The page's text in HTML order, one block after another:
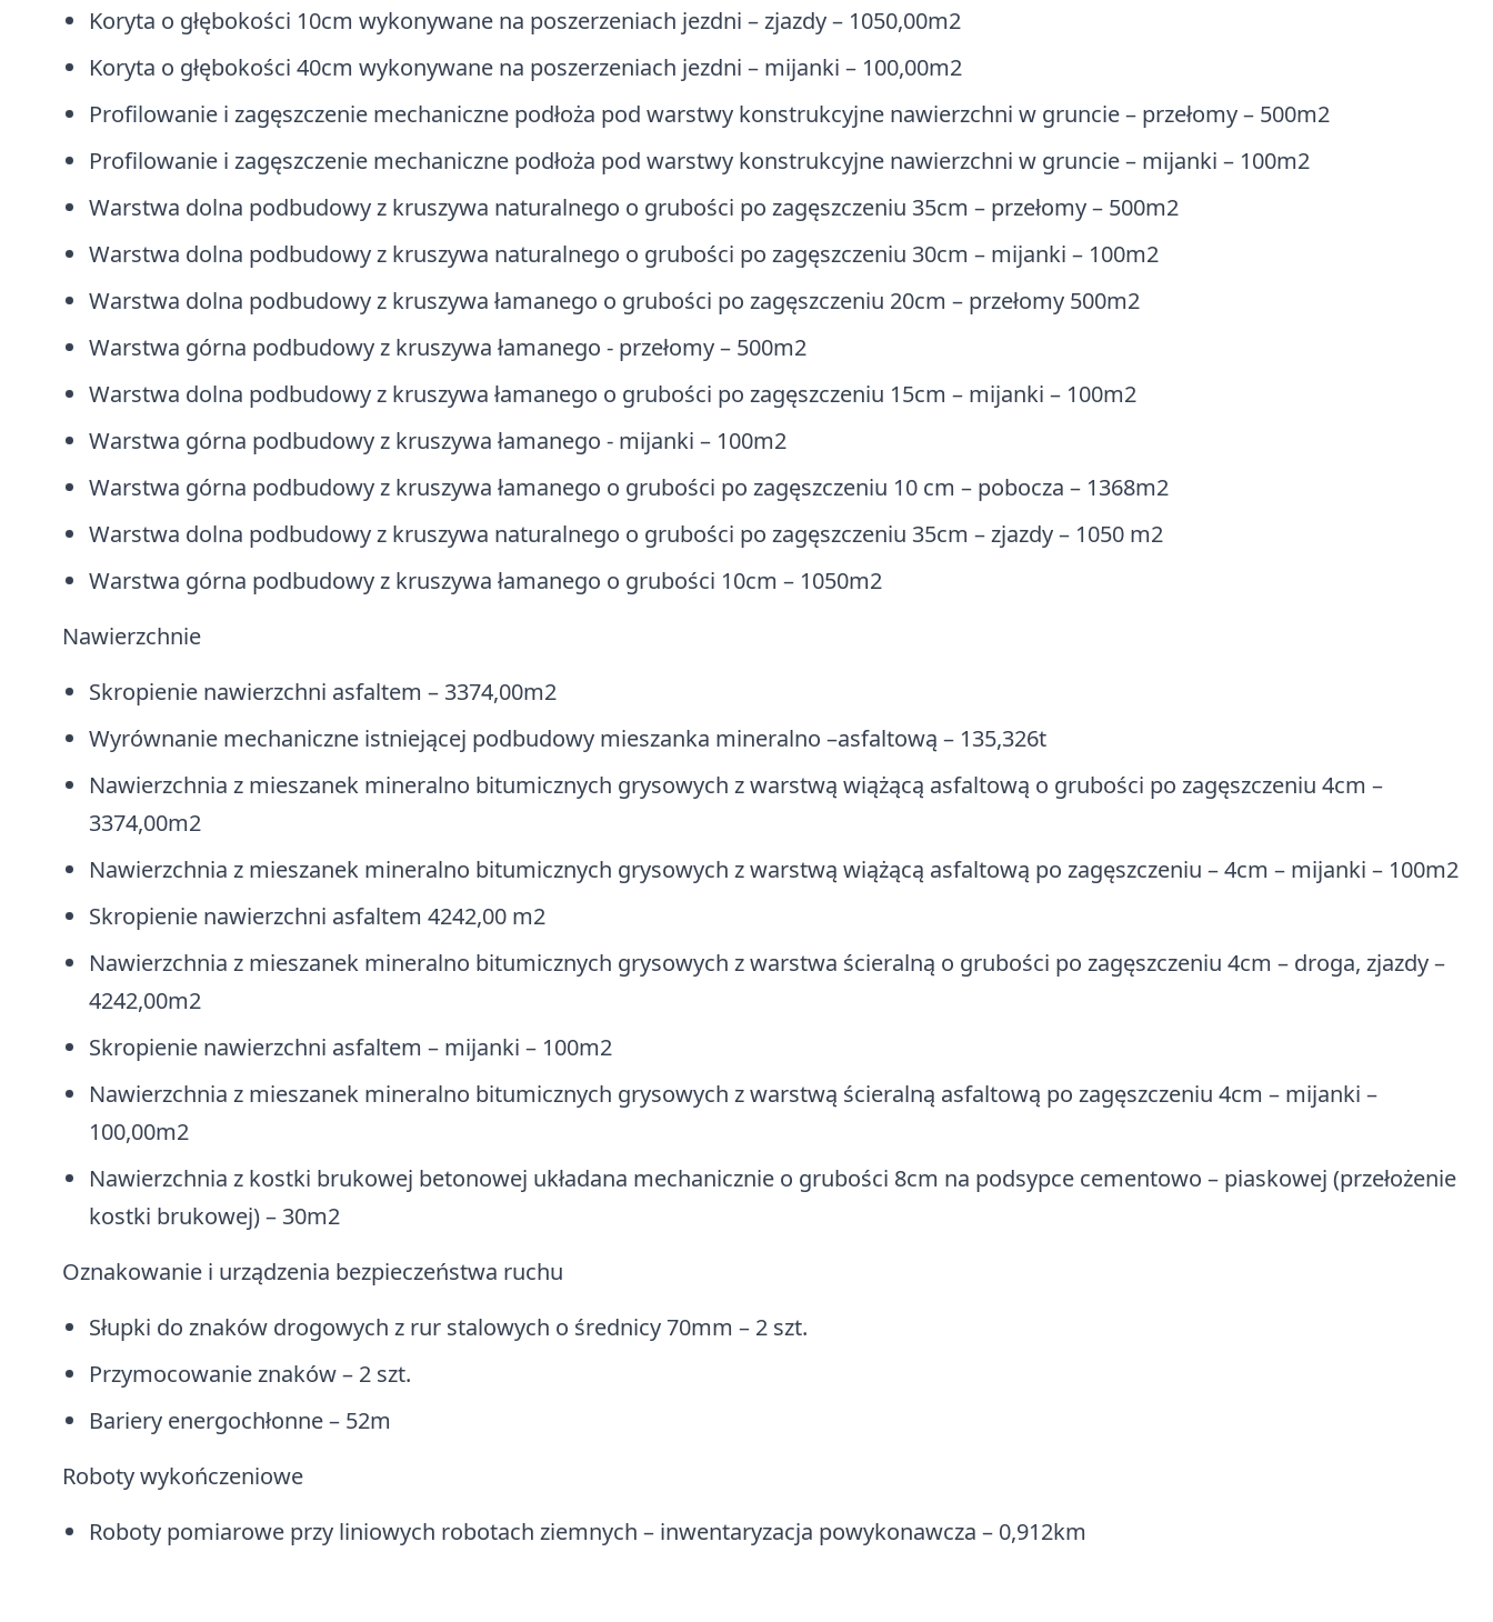
Koryta o głębokości 10cm wykonywane na poszerzeniach jezdni – zjazdy – 1050,00m2
Koryta o głębokości 40cm wykonywane na poszerzeniach jezdni – mijanki – 100,00m2
Profilowanie i zagęszczenie mechaniczne podłoża pod warstwy konstrukcyjne nawierzchni w gruncie – przełomy – 500m2
Profilowanie i zagęszczenie mechaniczne podłoża pod warstwy konstrukcyjne nawierzchni w gruncie – mijanki – 100m2
Warstwa dolna podbudowy z kruszywa naturalnego o grubości po zagęszczeniu 35cm – przełomy – 500m2
Warstwa dolna podbudowy z kruszywa naturalnego o grubości po zagęszczeniu 30cm – mijanki – 100m2
Warstwa dolna podbudowy z kruszywa łamanego o grubości po zagęszczeniu 20cm – przełomy 500m2
Warstwa górna podbudowy z kruszywa łamanego - przełomy – 500m2
Warstwa dolna podbudowy z kruszywa łamanego o grubości po zagęszczeniu 15cm – mijanki – 100m2
Warstwa górna podbudowy z kruszywa łamanego - mijanki – 100m2
Warstwa górna podbudowy z kruszywa łamanego o grubości po zagęszczeniu 10 cm – pobocza – 1368m2
Warstwa dolna podbudowy z kruszywa naturalnego o grubości po zagęszczeniu 35cm – zjazdy – 1050 m2
Warstwa górna podbudowy z kruszywa łamanego o grubości 10cm – 1050m2
Nawierzchnie
Skropienie nawierzchni asfaltem – 3374,00m2
Wyrównanie mechaniczne istniejącej podbudowy mieszanka mineralno –asfaltową – 135,326t
Nawierzchnia z mieszanek mineralno bitumicznych grysowych z warstwą wiążącą asfaltową o grubości po zagęszczeniu 4cm –
3374,00m2
Nawierzchnia z mieszanek mineralno bitumicznych grysowych z warstwą wiążącą asfaltową po zagęszczeniu – 4cm – mijanki – 100m2
Skropienie nawierzchni asfaltem 4242,00 m2
Nawierzchnia z mieszanek mineralno bitumicznych grysowych z warstwa ścieralną o grubości po zagęszczeniu 4cm – droga, zjazdy –
4242,00m2
Skropienie nawierzchni asfaltem – mijanki – 100m2
Nawierzchnia z mieszanek mineralno bitumicznych grysowych z warstwą ścieralną asfaltową po zagęszczeniu 4cm – mijanki –
100,00m2
Nawierzchnia z kostki brukowej betonowej układana mechanicznie o grubości 8cm na podsypce cementowo – piaskowej (przełożenie
kostki brukowej) – 30m2
Oznakowanie i urządzenia bezpieczeństwa ruchu
Słupki do znaków drogowych z rur stalowych o średnicy 70mm – 2 szt.
Przymocowanie znaków – 2 szt.
Bariery energochłonne – 52m
Roboty wykończeniowe
Roboty pomiarowe przy liniowych robotach ziemnych – inwentaryzacja powykonawcza – 0,912km